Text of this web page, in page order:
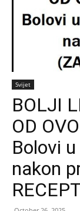
Svijet
BOLJI
OD
Bolovi
nakon